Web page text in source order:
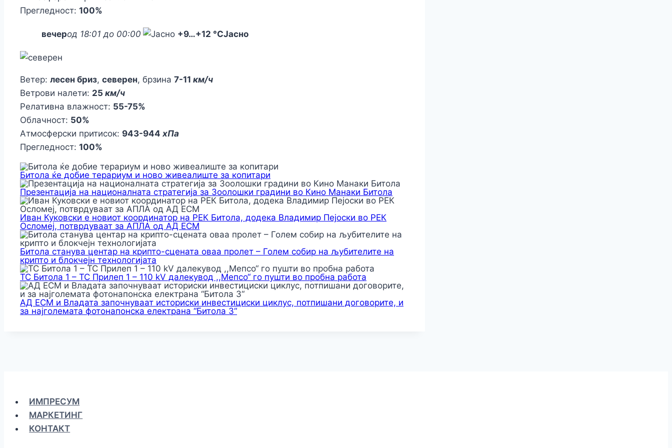
Прегледност: 100%
вечерод 18:01 до 00:00 +9…+12 °CЈасно
Ветер: лесен бриз, северен, брзина 7-11 км/ч
Ветрови налети: 25 км/ч
Релативна влажност: 55-75%
Облачност: 50%
Атмосферски притисок: 943-944 хПа
Прегледност: 100%
Битола ќе добие терариум и ново живеалиште за копитари
Презентација на националната стратегија за Зоолошки градини во Кино Манаки Битола
Иван Куковски е новиот координатор на РЕК Битола, додека Владимир Пејоски во РЕК
Осломеј, потврдуваат за АПЛА од АД ЕСМ
Битола станува центар на крипто-сцената оваа пролет – Голем собир на љубителите на
крипто и блокчејн технологијата
ТС Битола 1 – ТС Прилеп 1 – 110 kV далекувод ,,Мепсо“ го пушти во пробна работа
АД ЕСМ и Владата започнуваат историски инвестициски циклус, потпишани договорите, и
за најголемата фотонапонска електрана “Битола 3“
ИМПРЕСУМ
МАРКЕТИНГ
КОНТАКТ